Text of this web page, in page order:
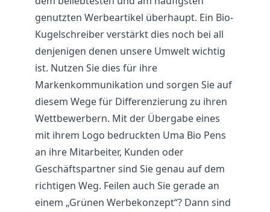
genutzten Werbeartikel überhaupt. Ein Bio-
Kugelschreiber verstärkt dies noch bei all
denjenigen denen unsere Umwelt wichtig
ist. Nutzen Sie dies für ihre
Markenkommunikation und sorgen Sie auf
diesem Wege für Differenzierung zu ihren
Wettbewerbern. Mit der Übergabe eines
mit ihrem Logo bedruckten Uma Bio Pens
an ihre Mitarbeiter, Kunden oder
Geschäftspartner sind Sie genau auf dem
richtigen Weg. Feilen auch Sie gerade an
einem „Grünen Werbekonzept“? Dann sind